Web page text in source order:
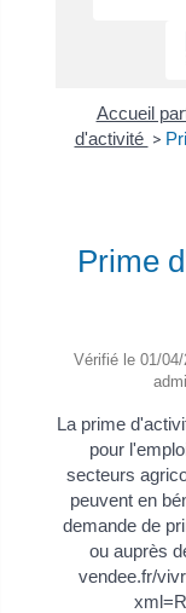
Accueil
d'activité >
Prime
Vérifié le 01/
La prime
pour
secteurs
peuvent en
demande de
ou auprès
vendee.fr/